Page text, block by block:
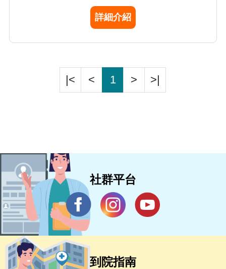
的毒藥物檢驗項目及開放民眾醫療諮詢服務。
詳細介紹
|< < 1 > >|
社群平台
到院指南